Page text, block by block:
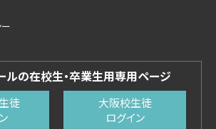
の在校生・卒業生用専用ページ
徒
大阪校生徒
ログイン